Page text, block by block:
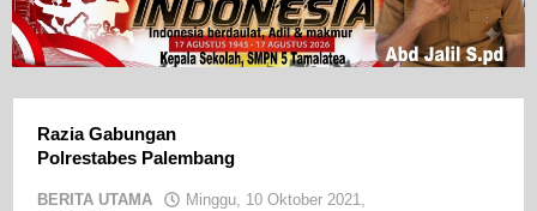
Razia Gabungan
Polrestabes Palembang
BERITA UTAMA
Minggu, 10 Oktober 2021,